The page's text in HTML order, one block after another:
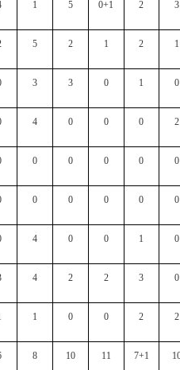
1 5 0+1 2 3
5 2 1 2 1
3 3 0 1 0
4 0 0 0 2
0 0 0 0 0
0 0 0 0 0
4 0 0 1 0
4 2 2 3 0
1 0 0 2 2
8 10 11 7+1